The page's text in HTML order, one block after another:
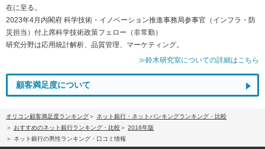
在に至る。
2023年4月内閣府 科学技術・イノベーション推進事務局参事官（インフラ・防
災担当）付上席科学技術政策フェロー（非常勤）
研究分野は応用統計解析、品質管理、マーケティング。
≫鈴木研究室についての詳細はこちら
顧客満足度について
オリコン顧客満足度ランキング
ネット銀行・ネットバンキングランキング・比較
おすすめのネット銀行ランキング・比較
2016年版
ネット銀行の男性ランキング・口コミ情報